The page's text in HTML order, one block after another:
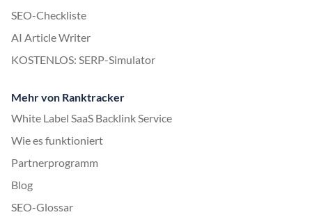
SEO-Checkliste
AI Article Writer
KOSTENLOS: SERP-Simulator
Mehr von Ranktracker
White Label SaaS Backlink Service
Wie es funktioniert
Partnerprogramm
Blog
SEO-Glossar